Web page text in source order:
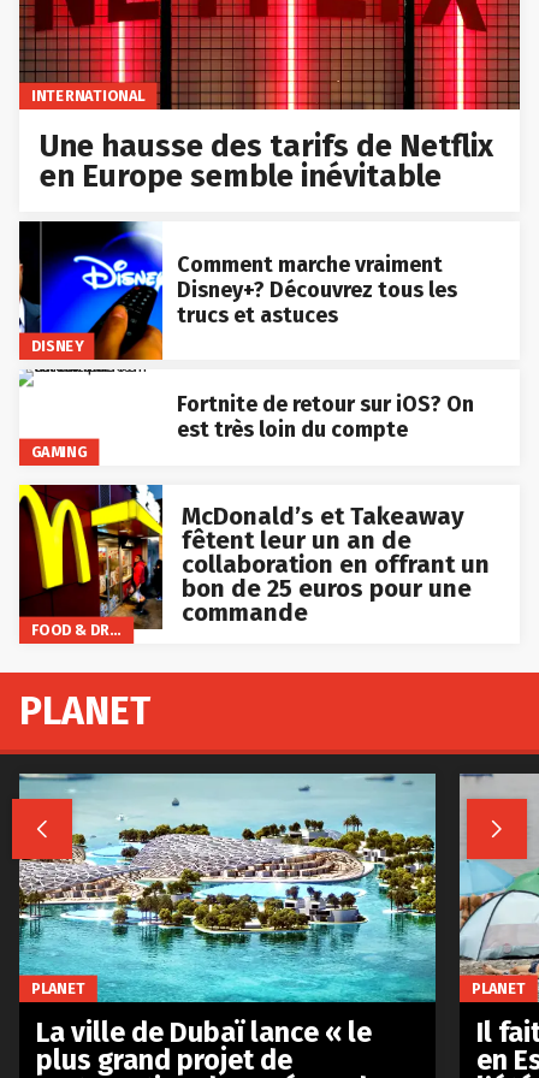
INTERNATIONAL
Une hausse des tarifs de Netflix
en Europe semble inévitable
DISNEY
Comment marche vraiment
Disney+? Découvrez tous les
trucs et astuces
GAMING
Fortnite de retour sur iOS? On
est très loin du compte
FOOD & DRINKS
McDonald’s et Takeaway
fêtent leur un an de
collaboration en offrant un
bon de 25 euros pour une
commande
PLANET
 
PLANET
La ville de Dubaï lance « le
plus grand projet de
PLANET
Il
en